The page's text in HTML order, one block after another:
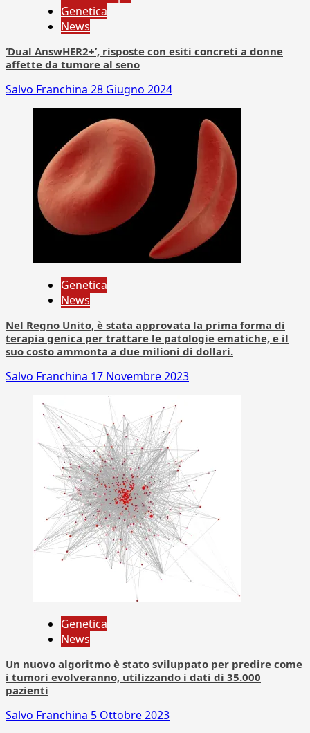
Genetica
News
‘Dual AnswHER2+’, risposte con esiti concreti a donne
affette da tumore al seno
Salvo Franchina 28 Giugno 2024
Genetica
News
Nel Regno Unito, è stata approvata la prima forma di
terapia genica per trattare le patologie ematiche, e il
suo costo ammonta a due milioni di dollari.
Salvo Franchina 17 Novembre 2023
Genetica
News
Un nuovo algoritmo è stato sviluppato per predire come
i tumori evolveranno, utilizzando i dati di 35.000
pazienti
Salvo Franchina 5 Ottobre 2023